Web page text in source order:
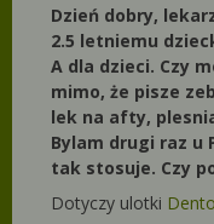
Dzień dobry,
2.5 letniemu
A dla dzieci. Czy
mimo, że pisze
lek na afty,
Bylam drugi raz u
tak stosuje. Czy
Dotyczy ulotki